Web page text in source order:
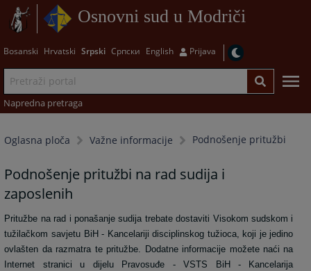
Osnovni sud u Modriči
Bosanski Hrvatski Srpski Српски English Prijava
Napredna pretraga
Oglasna ploča Važne informacije Podnošenje pritužbi
Podnošenje pritužbi na rad sudija i
zaposlenih
Pritužbe na rad i ponašanje sudija trebate dostaviti Visokom sudskom i
tužilačkom savjetu BiH - Kancelariji disciplinskog tužioca, koji je jedino
ovlašten da razmatra te pritužbe. Dodatne informacije možete naći na
Internet stranici u dijelu Pravosuđe - VSTS BiH - Kancelarija